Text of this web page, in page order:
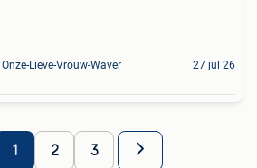
Onze-Lieve-Vrouw-Waver 27 jul 26
1 2 3